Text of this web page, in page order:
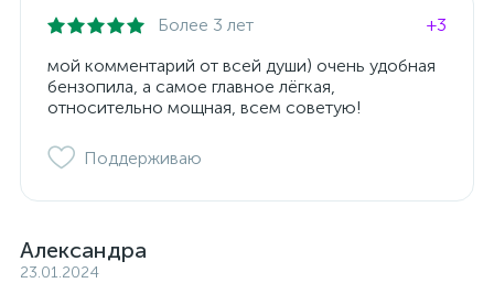
Более 3 лет
+3
мой комментарий от всей души) очень удобная
бензопила, а самое главное лёгкая,
относительно мощная, всем советую!
Поддерживаю
Александра
23.01.2024